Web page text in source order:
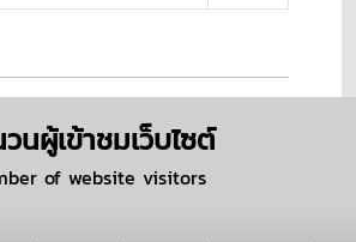
นผู้เข้าชมเว็บไซต์
of website visitors